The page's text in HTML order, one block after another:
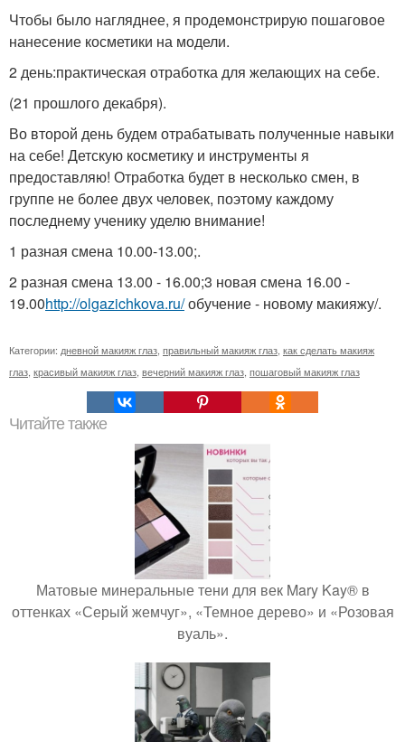
Чтобы было нагляднее, я продемонстрирую пошаговое
нанесение косметики на модели.
2 день:практическая отработка для желающих на себе.
(21 прошлого декабря).
Во второй день будем отрабатывать полученные навыки
на себе! Детскую косметику и инструменты я
предоставляю! Отработка будет в несколько смен, в
группе не более двух человек, поэтому каждому
последнему ученику уделю внимание!
1 разная смена 10.00-13.00;.
2 разная смена 13.00 - 16.00;3 новая смена 16.00 -
19.00http://olgazichkova.ru/обучение - новому макияжу/.
Категории: дневной макияж глаз правильный макияж глаз как сделать макияж
глаз красивый макияж глаз вечерний макияж глаз пошаговый макияж глаз
Читайте также
Матовые минеральные тени для век Mary Kay® в
оттенках «Серый жемчуг», «Темное дерево» и «Розовая
вуаль».